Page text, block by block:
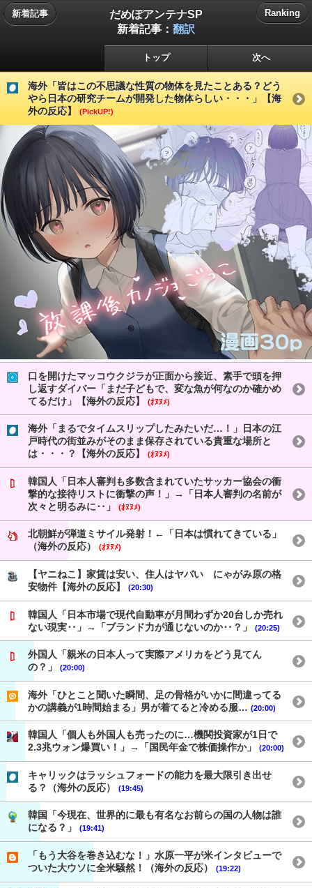
新着記事
だめぽアンテナSP
新着記事： 翻訳
Ranking
トップ 次へ
海外「皆はこの不思議な性質の物体を見たことある？どう
やら日本の研究チームが開発した物体らしい・・・」【海
外の反応】
(PickUP!)
口を開けたマッコウクジラが正面から接近、素手で頭を押
し返すダイバー「まだ子どもで、変な魚が何なのか確かめ
てるだけ」【海外の反応】
(ｵﾇﾇﾒ)
海外「まるでタイムスリップしたみたいだ…！」日本の江
戸時代の街並みがそのまま保存されている貴重な場所と
は・・・？【海外の反応】
(ｵﾇﾇﾒ)
韓国人「日本人審判も多数含まれていたサッカー協会の衝
撃的な接待リストに衝撃の声！」→「日本人審判の名前が
次々と明るみに‥」
(ｵﾇﾇﾒ)
北朝鮮が弾道ミサイル発射！←「日本は慣れてきている」
（海外の反応）
(ｵﾇﾇﾒ)
【ヤニねこ】家賃は安い、住人はヤバい にゃがみ原の格
安物件【海外の反応】
(20:30)
韓国人「日本市場で現代自動車が月間わずか20台しか売れ
ない現実‥」→「ブランド力が通じないのか‥？」
(20:25)
外国人「親米の日本人って実際アメリカをどう見てん
の？」
(20:00)
海外「ひとこと聞いた瞬間、足の骨格がいかに間違ってる
かの講義が1時間始まる」男が着てると冷める服… (20:00)
韓国人「個人も外国人も売ったのに…機関投資家が1日で
2.3兆ウォン爆買い！」→「国民年金で株価操作か」
(20:00)
キャリックはラッシュフォードの能力を最大限引き出せ
る？（海外の反応）
(19:45)
韓国「今現在、世界的に最も有名なお前らの国の人物は誰
になる？」
(19:41)
「もう大谷を巻き込むな！」水原一平が米インタビューで
ついた大ウソに全米騒然！（海外の反応）
(19:22)